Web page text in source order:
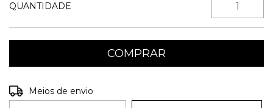
QUANTIDADE
Entregas para o CEP:
Meios de envio